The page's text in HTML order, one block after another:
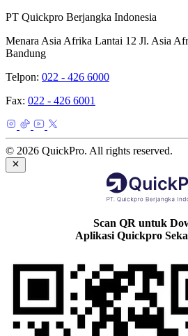
PT Quickpro Berjangka Indonesia
Menara Asia Afrika Lantai 12 Jl. Asia
Bandung
Telpon: 022 - 426 6000
Fax: 022 - 426 6001
© 2026 QuickPro. All rights reserved.
Scan QR untuk
Aplikasi Quickpro